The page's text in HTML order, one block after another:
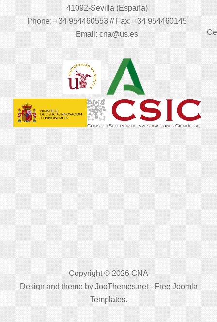
41092-Sevilla (España)
Phone: +34 954460553 // Fax: +34 954460145
Email: cna@us.es
Copyright © 2026 CNA
Design and theme by JooThemes.net - Free Joomla
Templates.